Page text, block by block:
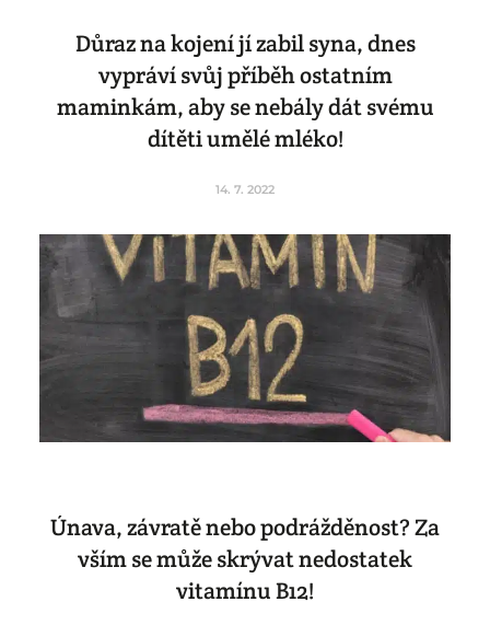
Důraz na kojení jí zabil syna, dnes
vypráví svůj příběh ostatním
maminkám, aby se nebály dát svému
dítěti umělé mléko!
14. 7. 2022
Únava, závratě nebo podrážděnost? Za
vším se může skrývat nedostatek
vitamínu B12!